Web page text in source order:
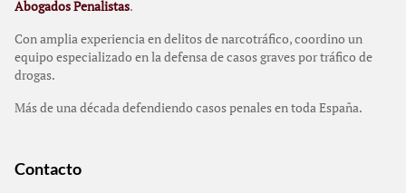
Abogados Penalistas.
Con amplia experiencia en delitos de narcotráfico, coordino un
equipo especializado en la defensa de casos graves por tráfico de
drogas.
Más de una década defendiendo casos penales en toda España.
Contacto